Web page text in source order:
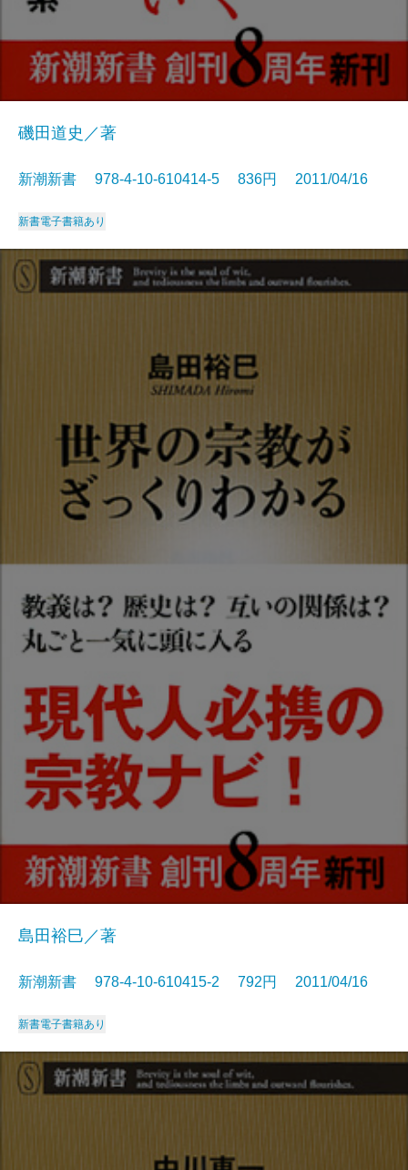
磯田道史／著
新潮新書 978-4-10-610414-5 836円 2011/04/16
新書電子書籍あり
島田裕巳／著
新潮新書 978-4-10-610415-2 792円 2011/04/16
新書電子書籍あり